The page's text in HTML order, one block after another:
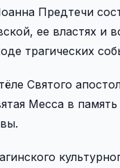
Предтечи
ее властях и
трагических
Святого
Месса в